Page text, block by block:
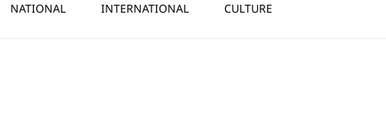
NATIONAL INTERNATIONAL CULTURE